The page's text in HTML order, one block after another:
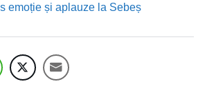
emoție și aplauze la Sebeș